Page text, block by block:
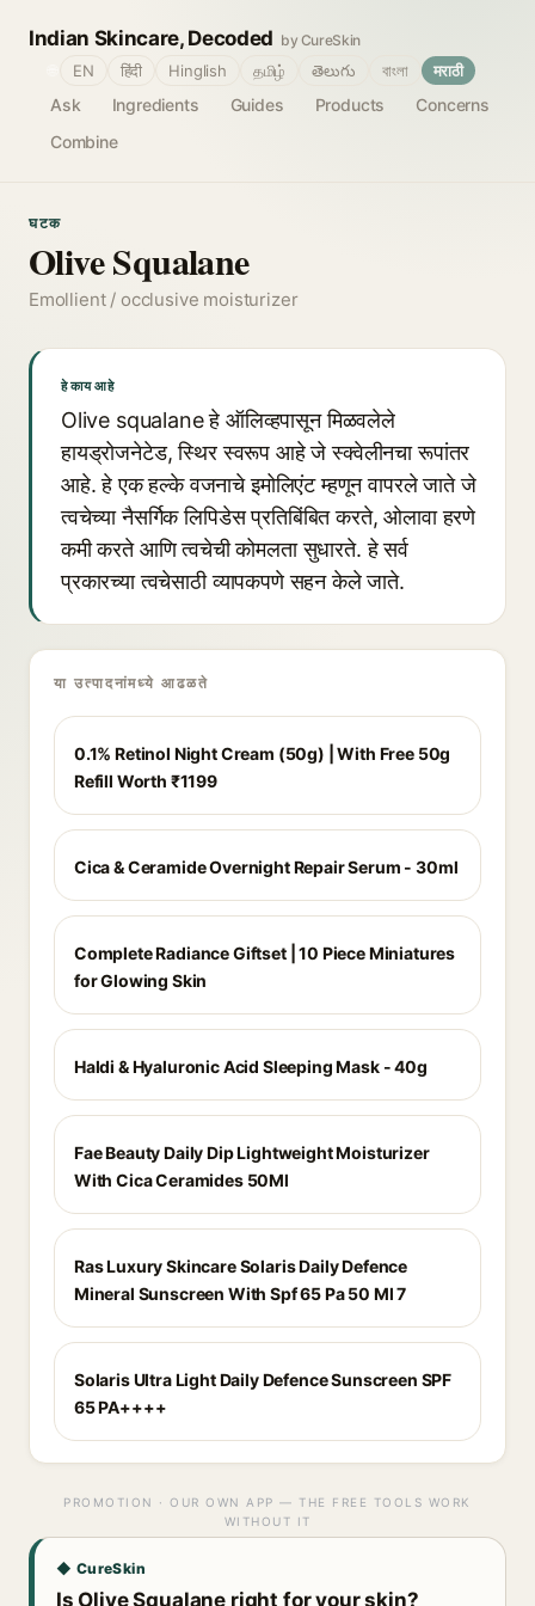
Indian Skincare, Decoded by CureSkin
Ask Ingredients Guides Products
Concerns
Combine
EN हिंदी Hinglish தமிழ் తెలుగు বাংলা मराठी
घटक
Olive Squalane
Emollient / occlusive moisturizer
हे काय आहे
Olive squalane हे ऑलिव्हपासून मिळवलेले
हायड्रोजनेटेड, स्थिर स्वरूप आहे जे स्क्वेलीनचा रूपांतर
आहे. हे एक हल्के वजनाचे इमोलिएंट म्हणून वापरले जाते जे
त्वचेच्या नैसर्गिक लिपिडेस प्रतिबिंबित करते, ओलावा हरणे
कमी करते आणि त्वचेची कोमलता सुधारते. हे सर्व
प्रकारच्या त्वचेसाठी व्यापकपणे सहन केले जाते.
या उत्पादनांमध्ये आढळते
0.1% Retinol Night Cream (50g) | With Free 50g
Refill Worth ₹1199
Cica & Ceramide Overnight Repair Serum - 30ml
Complete Radiance Giftset | 10 Piece Miniatures
for Glowing Skin
Haldi & Hyaluronic Acid Sleeping Mask - 40g
Fae Beauty Daily Dip Lightweight Moisturizer
With Cica Ceramides 50Ml
Ras Luxury Skincare Solaris Daily Defence
Mineral Sunscreen With Spf 65 Pa 50 Ml 7
Solaris Ultra Light Daily Defence Sunscreen SPF
65 PA++++
PROMOTION · OUR OWN APP — THE FREE TOOLS WORK
WITHOUT IT
◆ CureSkin
Is Olive Squalane right for your skin?